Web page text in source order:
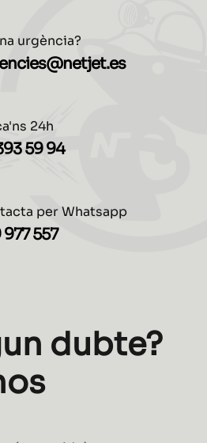
urgència?
24h
59 94
per Whatsapp
557
dubte?